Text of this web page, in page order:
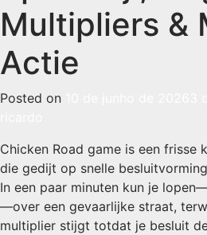
Multipliers &
Actie
Posted on
Chicken Road game is een frisse
die gedijt op snelle
In een paar minuten kun je
—over een gevaarlijke straat,
multiplier stijgt totdat je besluit